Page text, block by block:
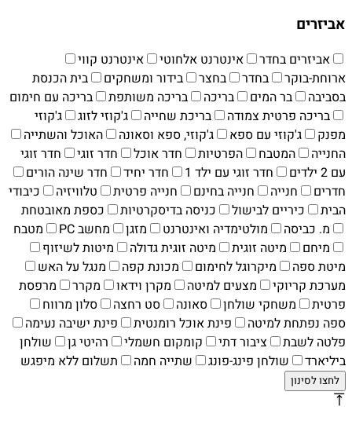
אביזרים
אביזרים בחדר אינטרנט אלחוטי
אינטרנט קווי
ארוחת-בוקר
בחדר בחצר בידור ומשחקים
בית הכנסת
בסביבה
בר המים בריכה בריכה משותפת
בריכה עם חימום
בריכה פרטית צמודה
בריכת שחייה ג'קוזי לזוג
ג'קוזי
מפנק
ג'קוזי עם ספא ג'קוזי, ספא וסאונה
האוכל והשתייה
החנייה
המטבח הפרטיות חדר אוכל חדר זוגי
חדר זוגי
עם 2 ילדים
חדר זוגי עם ילד 1 חדר יחיד
חדר שינה הורים
חדרים
חנייה חנייה בחינם חנייה פרטית טלוויזיה
כיבודי
הבית
כיריים לבישול כניסה בדיסקרטיות
כספת מאובטחת
מ. כביסה
מולטימדיה ואינטרנט מזגן מחשב PC
מטבח
מיחם
מיטה זוגית מיטה זוגית גדולה
מיטות לשיזוף
מיטת ספה
מיקרוגל לחימום מכונת קפה
מנגל על האש
מערכת קריוקי
מצעים למיטה מקרן וידאו מקרר
מרפסת
פרטית
משחקי שולחן סאונה סט רחצה
סלון מרווח
ספה נפתחת למיטה
פינת אוכל רומנטית
פינת ישיבה נעימה
פלטה לשבת
ציבור דתי קומקום חשמלי רהיטי גן
שולחן
ביליארד
שולחן פינג-פונג שתייה חמה תשלום ללא מיפגש